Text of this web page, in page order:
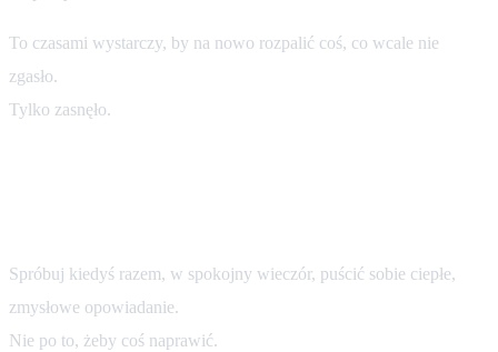
To czasami wystarczy, by na nowo rozpalić coś, co wcale nie
zgasło.
Tylko zasnęło.
Spróbuj kiedyś razem, w spokojny wieczór, puścić sobie ciepłe,
zmysłowe opowiadanie.
Nie po to, żeby coś naprawić.